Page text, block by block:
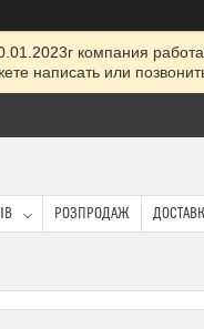
компания
или
РОЗПРОДАЖ